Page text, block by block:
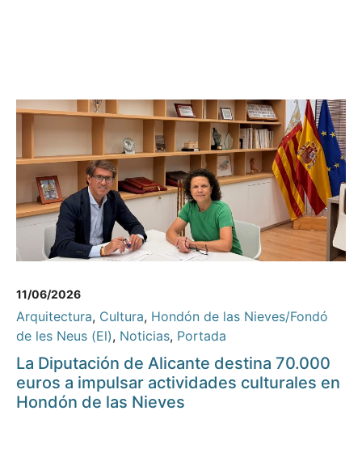
11/06/2026
Arquitectura, Cultura, Hondón de las Nieves/Fondó
de les Neus (El), Noticias, Portada
La Diputación de Alicante destina 70.000
euros a impulsar actividades culturales en
Hondón de las Nieves